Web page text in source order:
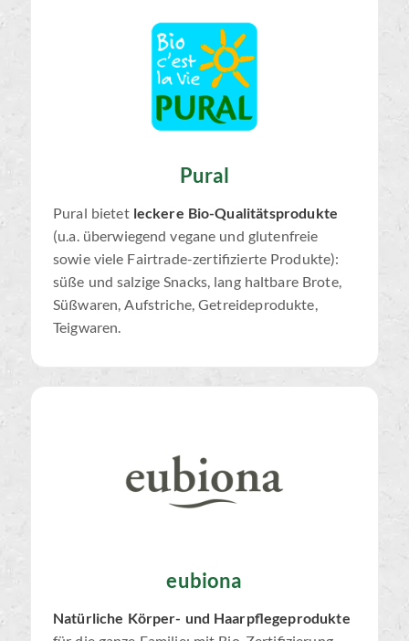
Pural
Pural bietet leckere Bio-Qualitätsprodukte
(u.a. überwiegend vegane und glutenfreie
sowie viele Fairtrade-zertifizierte Produkte):
süße und salzige Snacks, lang haltbare Brote,
Süßwaren, Aufstriche, Getreideprodukte,
Teigwaren.
eubiona
Natürliche Körper- und Haarpflegeprodukte